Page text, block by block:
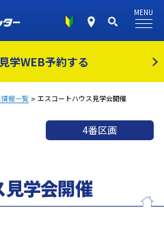
学WEB予約する
MENU
報一覧 エスコートハウス見学会開催
4番区画
学会開催